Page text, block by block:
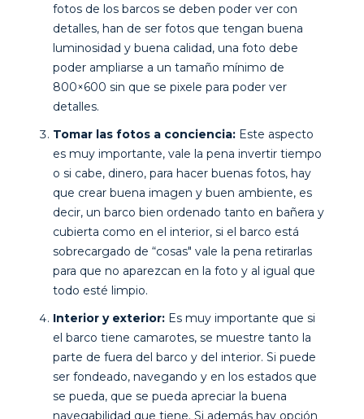
fotos de los barcos se deben poder ver con
detalles, han de ser fotos que tengan buena
luminosidad y buena calidad, una foto debe
poder ampliarse a un tamaño mínimo de
800×600 sin que se pixele para poder ver
detalles.
Tomar las fotos a conciencia: Este aspecto
es muy importante, vale la pena invertir tiempo
o si cabe, dinero, para hacer buenas fotos, hay
que crear buena imagen y buen ambiente, es
decir, un barco bien ordenado tanto en bañera y
cubierta como en el interior, si el barco está
sobrecargado de “cosas" vale la pena retirarlas
para que no aparezcan en la foto y al igual que
todo esté limpio.
Interior y exterior: Es muy importante que si
el barco tiene camarotes, se muestre tanto la
parte de fuera del barco y del interior. Si puede
ser fondeado, navegando y en los estados que
se pueda, que se pueda apreciar la buena
navegabilidad que tiene. Si además hay opción